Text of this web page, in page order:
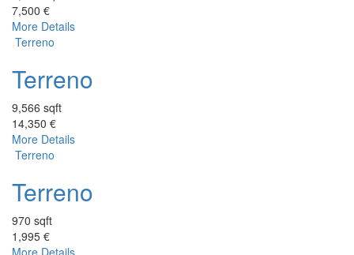
7,500 €
More Details
Terreno
Terreno
9,566 sqft
14,350 €
More Details
Terreno
Terreno
970 sqft
1,995 €
More Details